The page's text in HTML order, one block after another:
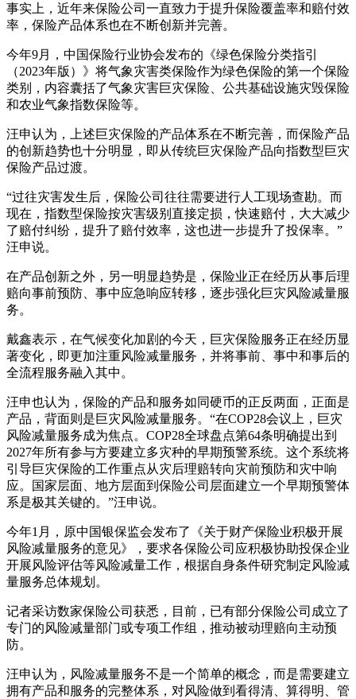
事实上，近年来保险公司一直致力于提升保险覆盖率和赔付效
率，保险产品体系也在不断创新并完善。
今年9月，中国保险行业协会发布的《绿色保险分类指引
（2023年版）》将气象灾害类保险作为绿色保险的第一个保险
类别，内容囊括了气象灾害巨灾保险、公共基础设施灾毁保险
和农业气象指数保险等。
汪申认为，上述巨灾保险的产品体系在不断完善，而保险产品
的创新趋势也十分明显，即从传统巨灾保险产品向指数型巨灾
保险产品过渡。
“过往灾害发生后，保险公司往往需要进行人工现场查勘。而
现在，指数型保险按灾害级别直接定损，快速赔付，大大减少
了赔付纠纷，提升了赔付效率，这也进一步提升了投保率。”
汪申说。
在产品创新之外，另一明显趋势是，保险业正在经历从事后理
赔向事前预防、事中应急响应转移，逐步强化巨灾风险减量服
务。
戴鑫表示，在气候变化加剧的今天，巨灾保险服务正在经历显
著变化，即更加注重风险减量服务，并将事前、事中和事后的
全流程服务融入其中。
汪申也认为，保险的产品和服务如同硬币的正反两面，正面是
产品，背面则是巨灾风险减量服务。“在COP28会议上，巨灾
风险减量服务成为焦点。COP28全球盘点第64条明确提出到
2027年所有参与方要建立多灾种的早期预警系统。这个系统将
引导巨灾保险的工作重点从灾后理赔转向灾前预防和灾中响
应。国家层面、地方层面到保险公司层面建立一个早期预警体
系是极其关键的。”汪申说。
今年1月，原中国银保监会发布了《关于财产保险业积极开展
风险减量服务的意见》，要求各保险公司应积极协助投保企业
开展风险评估等风险减量工作，根据自身条件研究制定风险减
量服务总体规划。
记者采访数家保险公司获悉，目前，已有部分保险公司成立了
专门的风险减量部门或专项工作组，推动被动理赔向主动预
防。
汪申认为，风险减量服务不是一个简单的概念，而是需要建立
拥有产品和服务的完整体系，对风险做到看得清、算得明、管